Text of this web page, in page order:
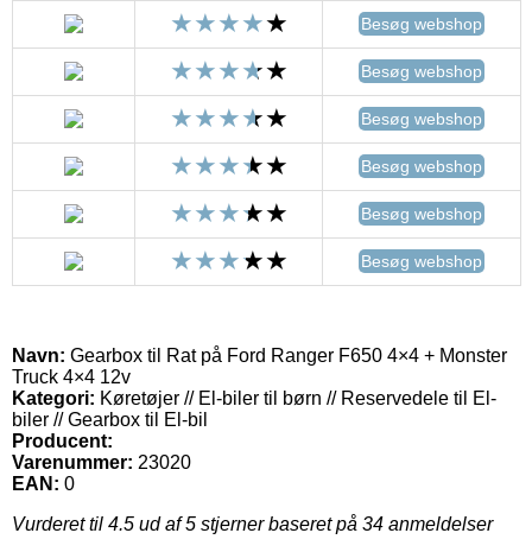
Besøg webshop
Besøg webshop
Besøg webshop
Besøg webshop
Besøg webshop
Besøg webshop
Navn: Gearbox til Rat på Ford Ranger F650 4×4 + Monster
Truck 4×4 12v
Kategori: Køretøjer // El-biler til børn // Reservedele til El-
biler // Gearbox til El-bil
Producent:
Varenummer: 23020
EAN: 0
Vurderet til 4.5 ud af 5 stjerner baseret på 34 anmeldelser